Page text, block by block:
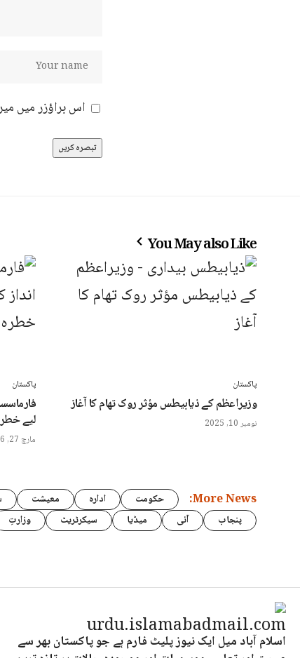
اس براؤزر میں
You May also Like
پاکستان
وزیراعظم کے ذیابیطس مؤثر روک تھام کا آغاز
نومبر 10, 2025
پاکستان
لیے
مارچ 27, 2026
More News: حکومت ادارہ معیشت
پنجاب
آئی میڈیا سیکرٹریٹ وزارتِ
اسلام آباد میل ایک نیوز پلیٹ فارم ہے جو پاکستان بھر سے